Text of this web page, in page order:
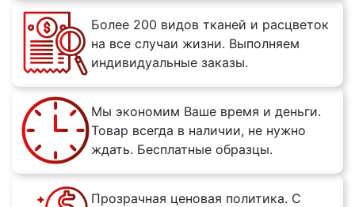
Более 200 видов тканей и расцветок
на все случаи жизни. Выполняем
индивидуальные заказы.
Мы экономим Ваше время и деньги.
Товар всегда в наличии, не нужно
ждать. Бесплатные образцы.
Прозрачная ценовая политика. С